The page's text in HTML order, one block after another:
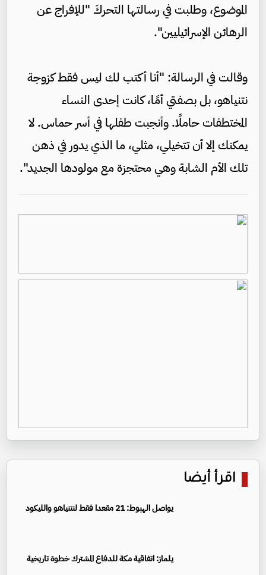
الموضوع، وطلبت في رسالتها التحركَ "للإفراج عن
الرهائن الإسرائيليين".
وقالت في الرسالة: "أنا أكتب لك ليس فقط كزوجة
نتنياهو، بل بصفتي أمًا، كانت إحدى النساء
المختطفات حاملًا. وأنجبت طفلها في أسر حماس. لا
يمكنك إلا أن تتخيلي، مثلي، ما الذي يدور في ذهن
تلك الأم الشابة وهي محتجزة مع مولودها الجديد".
اقرأ أيضا
يواصل الهبوط: 21 مقعدا فقط لنتنياهو والليكود
يلماز: اتفاقية مكة للدفاع المشترك خطوة تاريخية